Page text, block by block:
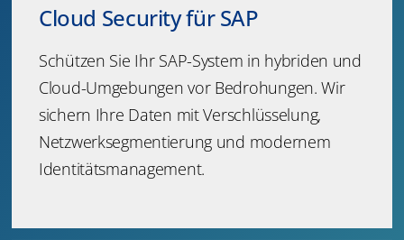
Cloud Security für SAP
Schützen Sie Ihr SAP-System in hybriden und
Cloud-Umgebungen vor Bedrohungen. Wir
sichern Ihre Daten mit Verschlüsselung,
Netzwerksegmentierung und modernem
Identitätsmanagement.